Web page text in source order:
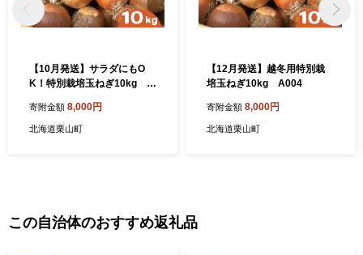
【10月発送】サラダにもO
K！特別栽培玉ねぎ10kg A
寄附金額 8,000円
北海道栗山町
【12月発送】越冬用特別栽
培玉ねぎ10kg A004
寄附金額 8,000円
北海道栗山町
この自治体のおすすめ返礼品